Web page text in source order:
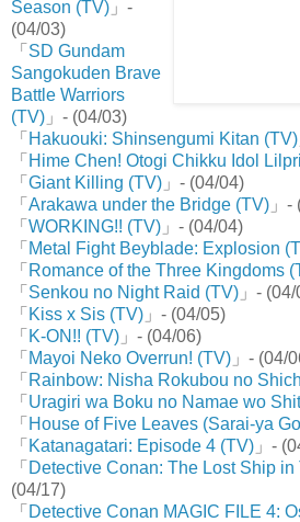
Season (TV) 」-
(04/03)
「 SD Gundam
Sangokuden Brave
Battle Warriors
(TV) 」- (04/03)
「 Hakuouki: Shinsengumi Kitan (TV)
「 Hime Chen! Otogi Chikku Idol
「 Giant Killing (TV) 」- (04/04)
「 Arakawa under the Bridge (TV) 」
「 WORKING!! (TV) 」- (04/04)
「 Metal Fight Beyblade: Explosion
「 Romance of the Three Kingdoms
「 Senkou no Night Raid (TV) 」-
「 Kiss x Sis (TV) 」- (04/05)
「 K-ON!! (TV) 」- (04/06)
「 Mayoi Neko Overrun! (TV) 」- (04/
「 Rainbow: Nisha Rokubou no
「 Uragiri wa Boku no Namae wo
「 House of Five Leaves (Sarai-ya
「 Katanagatari: Episode 4 (TV) 」-
「 Detective Conan: The Lost Ship
(04/17)
「 Detective Conan MAGIC FILE 4: